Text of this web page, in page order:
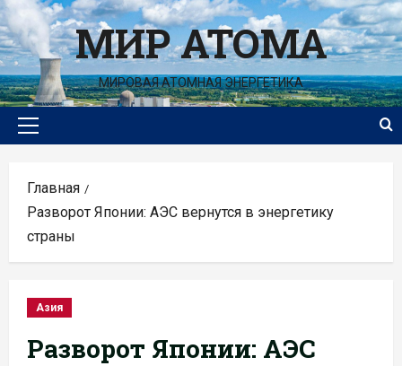
Перейти
к
содержимомуМИР АТОМА
МИРОВАЯ АТОМНАЯ ЭНЕРГЕТИКА
Основное
Главная
Разворот Японии: АЭС вернутся в энергетику
страны
Азия
Разворот Японии: АЭС